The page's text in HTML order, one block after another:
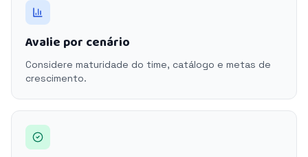
Avalie por cenário
Considere maturidade do time, catálogo e metas de
crescimento.